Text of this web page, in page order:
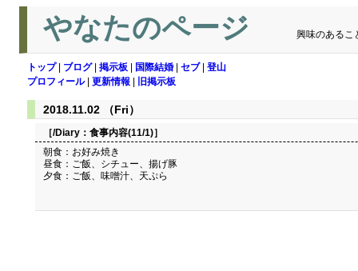
やなたのページ 興味のあるこ
トップ| ブログ| 掲示板 国際結婚 セブ| 登山
プロフィール| 更新情報 旧掲示板
2018.11.02 （Fri）
［/Diary： 食事内容(11/1)］
朝食：お好み焼き
昼食：ご飯、シチュー、揚げ豚
夕食：ご飯、味噌汁、天ぷら